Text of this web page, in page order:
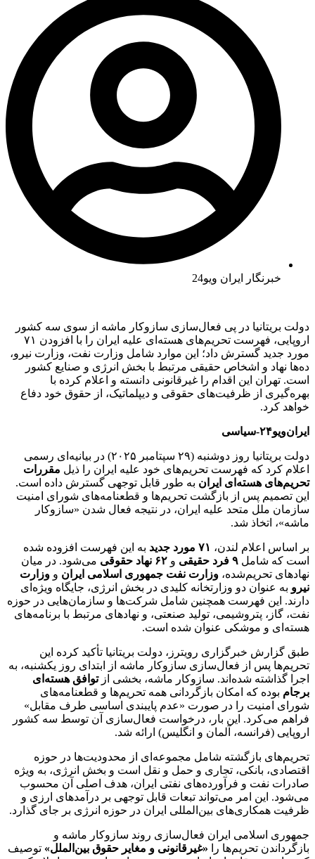
خبرنگار ایران ویو24
دولت بریتانیا در پی فعال‌سازی سازوکار ماشه از سوی سه کشور
اروپایی، فهرست تحریم‌های هسته‌ای علیه ایران را با افزودن ۷۱
مورد جدید گسترش داد؛ این موارد شامل وزارت نفت، وزارت نیرو،
ده‌ها نهاد و اشخاص حقیقی مرتبط با بخش انرژی و صنایع کشور
است. تهران این اقدام را غیرقانونی دانسته و اعلام کرده با
بهره‌گیری از ظرفیت‌های حقوقی و دیپلماتیک، از حقوق خود دفاع
خواهد کرد.
ایران‌ویو۲۴-سیاسی
دولت بریتانیا روز دوشنبه (۲۹ سپتامبر ۲۰۲۵) در بیانیه‌ای رسمی
اعلام کرد که فهرست تحریم‌های خود علیه ایران را ذیل مقررات
تحریم‌های هسته‌ای ایران به طور قابل توجهی گسترش داده است.
این تصمیم پس از بازگشت تحریم‌ها و قطعنامه‌های شورای امنیت
سازمان ملل متحد علیه ایران، در نتیجه فعال شدن «سازوکار
ماشه»، اتخاذ شد.
بر اساس اعلام لندن، ۷۱ مورد جدید
به این فهرست افزوده شده
است که شامل ۹ فرد حقیقی و ۶۲ نهاد حقوقی
می‌شود. در میان
نهادهای تحریم‌شده، وزارت نفت جمهوری اسلامی ایران و وزارت
نیرو به عنوان دو وزارتخانه کلیدی در بخش انرژی، جایگاه ویژه‌ای
دارند. این فهرست همچنین شامل شرکت‌ها و سازمان‌هایی در حوزه
نفت، گاز، پتروشیمی، تولید صنعتی، و نهادهای مرتبط با برنامه‌های
هسته‌ای و موشکی عنوان شده است.
طبق گزارش خبرگزاری رویترز، دولت بریتانیا تأکید کرده این
تحریم‌ها پس از فعال‌سازی سازوکار ماشه از ابتدای روز یکشنبه، به
اجرا گذاشته شده‌اند. سازوکار ماشه، بخشی ازتوافق هسته‌ای
برجام بوده که امکان بازگردانی همه تحریم‌ها و قطعنامه‌های
شورای امنیت را در صورت «عدم پایبندی اساسی طرف مقابل»
فراهم می‌کرد. این بار، درخواست فعال‌سازی آن توسط سه کشور
اروپایی (فرانسه، آلمان و انگلیس) ارائه شد.
تحریم‌های بازگشته شامل مجموعه‌ای از محدودیت‌ها در حوزه
اقتصادی، بانکی، تجاری و حمل و نقل است و بخش انرژی، به ویژه
صادرات نفت و فرآورده‌های نفتی ایران، هدف اصلی آن محسوب
می‌شود. این امر می‌تواند تبعات قابل توجهی بر درآمدهای ارزی و
ظرفیت همکاری‌های بین‌المللی ایران در حوزه انرژی بر جای گذارد.
جمهوری اسلامی ایران فعال‌سازی روند سازوکار ماشه و
بازگرداندن تحریم‌ها را «غیرقانونی و مغایر حقوق بین‌الملل» توصیف